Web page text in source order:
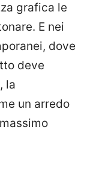
grafica le
E nei
dove
deve
la
un arredo